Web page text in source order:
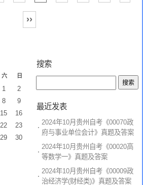
››
六 日
1
2
8
9
15
16
22
23
29 30
搜索
最近发表
2024年10月贵州自考《00070政
府与事业单位会计》真题及答案
2024年10月贵州自考《00020高
等数学一》真题及答案
2024年10月贵州自考《00009政
治经济学(财经类)》真题及答案